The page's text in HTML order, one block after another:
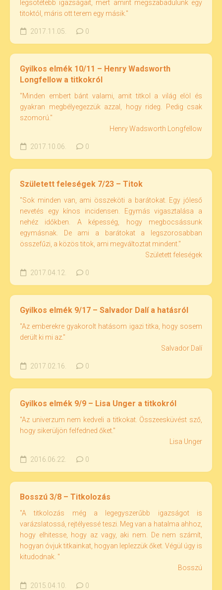
legsötétebb igazságait, mert amint megszabadulunk egy
titoktól, máris ott terem egy másik."
2017.11.05. 0
Gyilkos elmék 10/11 – Henry Wadsworth
Longfellow a titkokról
"Minden embert bánt valami, amit titkol a világ elöl és
gyakran megbélyegezzük azzal, hogy rideg. Pedig csak
szomorú."
Henry Wadsworth Longfellow
2017.10.06. 0
Született feleségek 7/23 – Titok
"Sok minden van, ami összeköti a barátokat. Egy jóleső
nevetés egy kínos incidensen. Egymás vigasztalása a
nehéz időkben. A képesség, hogy megbocsássunk
egymásnak. De ami a barátokat a legszorosabban
összefűzi, a közös titok, ami megváltoztat mindent."
Született feleségek
2017.04.12. 0
Gyilkos elmék 9/17 – Salvador Dalí a hatásról
"Az emberekre gyakorolt hatásom igazi titka, hogy sosem
derült ki mi az."
Salvador Dalí
2017.02.16. 0
Gyilkos elmék 9/9 – Lisa Unger a titkokról
"Az univerzum nem kedveli a titkokat. Összeesküvést sző,
hogy sikerüljön felfedned őket."
Lisa Unger
2016.06.22. 0
Bosszú 3/8 – Titkolozás
"A titkolozás még a legegyszerűbb igazságot is
varázslatossá, rejtélyessé teszi. Meg van a hatalma ahhoz,
hogy elhitesse, hogy az vagy, aki nem. De nem számít,
hogyan óvjuk titkainkat, hogyan leplezzük őket. Végül úgy is
kitudodnak. "
Bosszú
2015.04.10. 0